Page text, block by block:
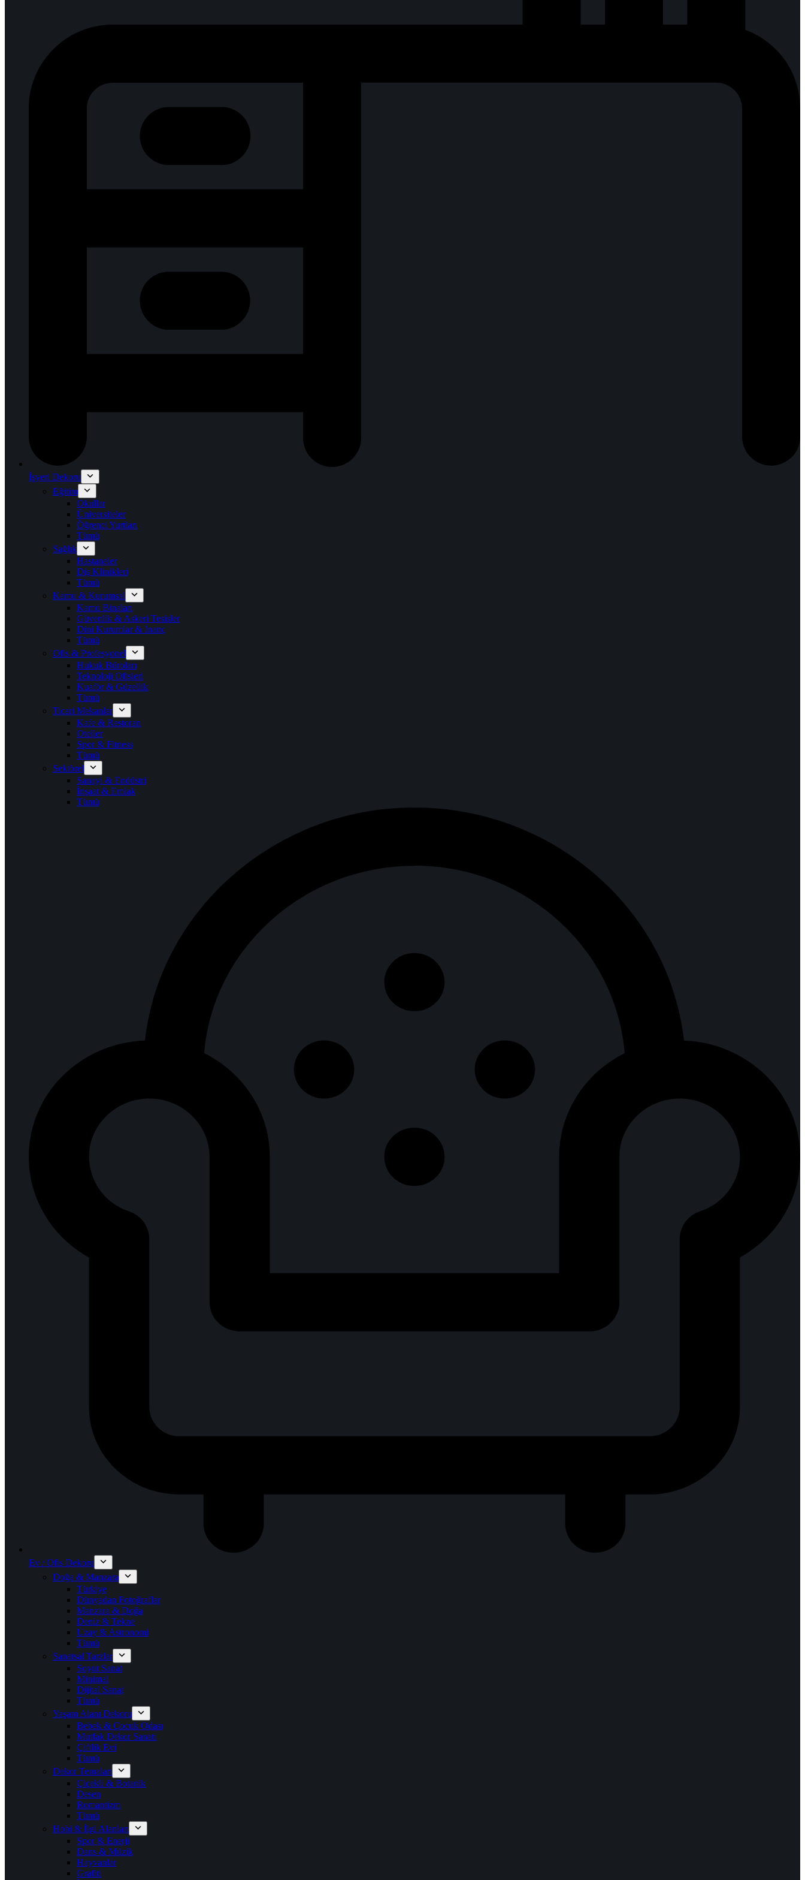
İşyeri Dekoru
Eğitim
Okullar
Üniversiteler
Öğrenci Yurtları
Tümü
Sağlık
Hastaneler
Diş Klinikleri
Tümü
Kamu & Kurumsal
Kamu Binaları
Güvenlik & Askeri Tesisler
Dini Kurumlar & İnanç
Tümü
Ofis & Profesyonel
Hukuk Büroları
Teknoloji Ofisleri
Kuaför & Güzellik
Tümü
Ticari Mekanlar
Kafe & Restoran
Oteller
Spor & Fitness
Tümü
Sektörel
Sanayi & Endüstri
İnşaat & Emlak
Tümü
Ev / Ofis Dekoru
Doğa & Manzara
Türkiye
Dünyadan Fotoğraflar
Manzara & Doğa
Deniz & Tekne
Uzay & Astronomi
Tümü
Sanatsal Tarzlar
Soyut Sanat
Minimal
Dijital Sanat
Tümü
Yaşam Alanı Dekoru
Bebek & Çocuk Odası
Mutfak Dekor Sanatı
Çiftlik Evi
Tümü
Dekor Temaları
Çiçekli & Botanik
Desen
Romantizm
Tümü
Hobi & İlgi Alanları
Spor & Enerji
Dans & Müzik
Hayvanlar
Grafiti